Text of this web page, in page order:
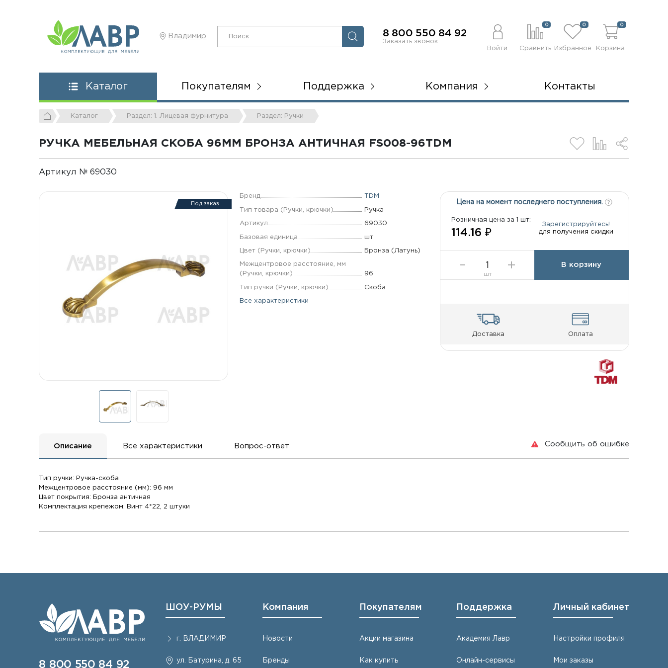
Владимир 8 800 550 84 92
Заказать звонок
Войти
0
Сравнить
0
Избранное
0
Корзина
Каталог Покупателям Поддержка Компания Контакты
Каталог Раздел: 1. Лицевая фурнитура Раздел: Ручки
РУЧКА МЕБЕЛЬНАЯ СКОБА 96ММ БРОНЗА АНТИЧНАЯ FS008-96TDM
Артикул № 69030
Под заказ
Бренд TDM
Тип товара (Ручки, крючки) Ручка
Артикул 69030
Базовая единица шт
Цвет (Ручки, крючки) Бронза (Латунь)
Межцентровое расстояние, мм
(Ручки, крючки)
96
Тип ручки (Ручки, крючки) Скоба
Все характеристики
Цена на момент последнего поступления.
Розничная цена за 1 шт:
114.16 ₽
Зарегистрируйтесь!
для получения скидки
шт
В корзину
Доставка Оплата
Сообщить об ошибке
Описание Все характеристики Вопрос-ответ
Тип ручки: Ручка-скоба
Межцентровое расстояние (мм): 96 мм
Цвет покрытия: Бронза античная
Комплектация крепежом: Винт 4*22, 2 штуки
8 800 550 84 92
ШОУ-РУМЫ
г. ВЛАДИМИР
ул. Батурина, д. 65
Компания
Новости
Бренды
Покупателям
Акции магазина
Как купить
Поддержка
Академия Лавр
Онлайн-сервисы
Личный кабинет
Настройки профиля
Мои заказы